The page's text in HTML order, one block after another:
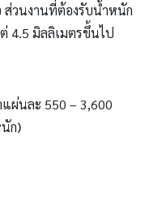
ส่วนงานที่ต้องรับน้ำหนัก
4.5 มิลลิเมตรขึ้นไป
ผ่นละ 550 – 3,600
ก)